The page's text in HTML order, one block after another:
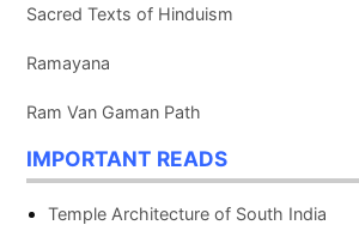
Sacred Texts of Hinduism
Ramayana
Ram Van Gaman Path
IMPORTANT READS
Temple Architecture of South India